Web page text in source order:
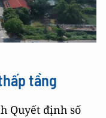
tầng
Quyết định số